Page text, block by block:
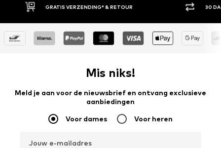
GRATIS VERZENDING* & RETOUR 30
Mis niks!
Meld je aan voor de nieuwsbrief en ontvang exclusieve
aanbiedingen
Voor dames Voor heren
Jouw e-mailadres